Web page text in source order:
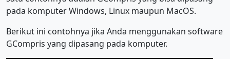
pada komputer Windows, Linux maupun MacOS.
Berikut ini contohnya jika Anda menggunakan software
GCompris yang dipasang pada komputer.